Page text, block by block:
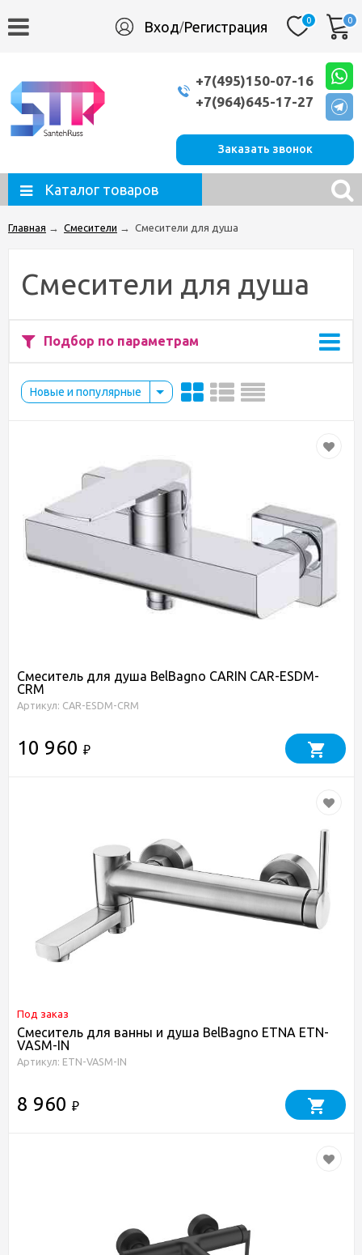
Вход/Регистрация 0 0
+7(495)150-07-16
+7(964)645-17-27
Заказать звонок
Каталог товаров
Главная → Смесители → Смесители для душа
Смесители для душа
Подбор по параметрам
Новые и популярные
Смеситель для душа BelBagno CARIN CAR-ESDM-
CRM
Артикул: CAR-ESDM-CRM
10 960 ₽
Под заказ
Смеситель для ванны и душа BelBagno ETNA ETN-
VASM-IN
Артикул: ETN-VASM-IN
8 960 ₽